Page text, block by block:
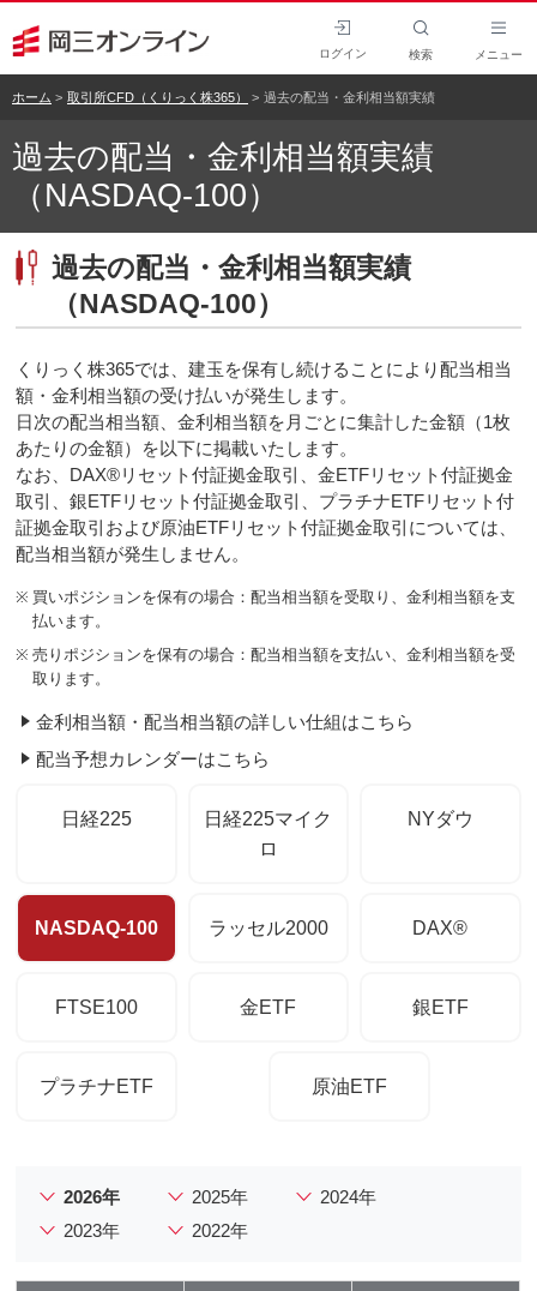
ログイン 検索 メニュー
ホーム 取引所CFD（くりっく株365） 過去の配当・金利相当額実績
過去の配当・金利相当額実績
（NASDAQ-100）
過去の配当・金利相当額実績
（NASDAQ-100）
くりっく株365では、建玉を保有し続けることにより配当相当
額・金利相当額の受け払いが発生します。
日次の配当相当額、金利相当額を月ごとに集計した金額（1枚
あたりの金額）を以下に掲載いたします。
なお、DAX®リセット付証拠金取引、金ETFリセット付証拠金
取引、銀ETFリセット付証拠金取引、プラチナETFリセット付
証拠金取引および原油ETFリセット付証拠金取引については、
配当相当額が発生しません。
※ 買いポジションを保有の場合：配当相当額を受取り、金利相当額を支
払います。
※ 売りポジションを保有の場合：配当相当額を支払い、金利相当額を受
取ります。
金利相当額・配当相当額の詳しい仕組はこちら
配当予想カレンダーはこちら
日経225
日経225マイク
ロ
NYダウ
NASDAQ-100 ラッセル2000 DAX®
FTSE100 金ETF 銀ETF
プラチナETF 原油ETF
2026年 2025年
2024年
2023年
2022年